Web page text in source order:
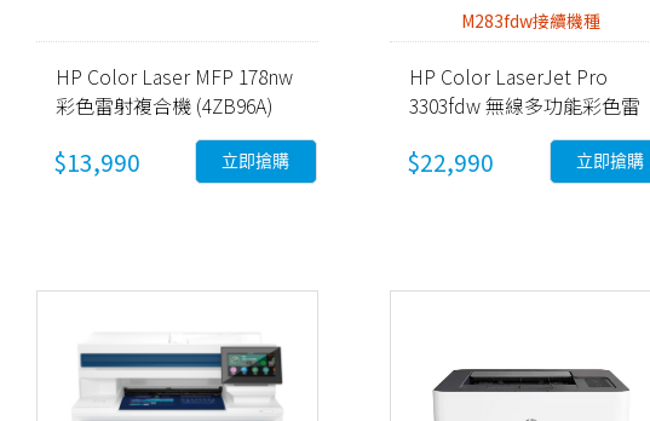
HP Color Laser MFP 178nw
彩色雷射複合機 (4ZB96A)
$13,990 立即搶購
M283fdw接續機種
HP Color LaserJet Pro
3303fdw 無線多功能彩色雷
射事務機 (499M8A)
$22,990 立即搶購